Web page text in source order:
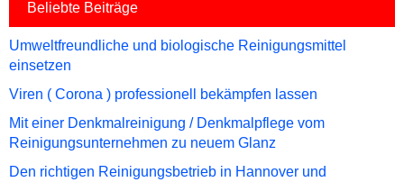
Beliebte Beiträge
Umweltfreundliche und biologische Reinigungsmittel
einsetzen
Viren ( Corona ) professionell bekämpfen lassen
Mit einer Denkmalreinigung / Denkmalpflege vom
Reinigungsunternehmen zu neuem Glanz
Den richtigen Reinigungsbetrieb in Hannover und